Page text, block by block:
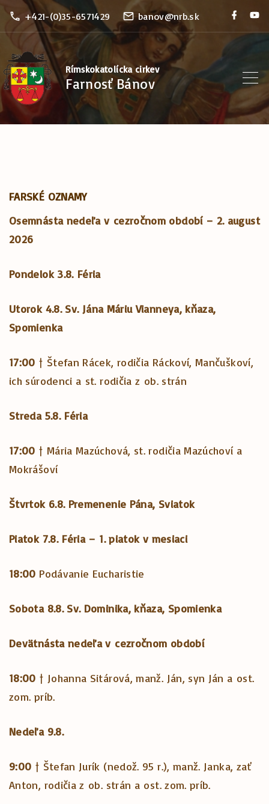
t
o
+421-(0)35-6571429 banov@nrb.sk
c
o
k
u
e
Rímskokatolícka cirkev
Farnosť Bánov
FARSKÉ OZNAMY
Osemnásta nedeľa v cezročnom období – 2.august
2026
Pondelok 3.8. Féria
Utorok 4.8. Sv. Jána Máriu Vianneya, kňaza,
Spomienka
17:00 † Štefan Rácek, rodičia Ráckoví, Mančuškoví,
ich súrodenci a st. rodičia z ob. strán
Streda 5.8. Féria
17:00 † Mária Mazúchová, st. rodičia Mazúchoví a
Mokrášoví
Štvrtok 6.8. Premenenie Pána, Sviatok
Piatok 7.8. Féria – 1. piatok v mesiaci
18:00 Podávanie Eucharistie
Sobota 8.8. Sv. Dominika, kňaza, Spomienka
Devätnásta nedeľa v cezročnom období
18:00 † Johanna Sitárová, manž. Ján, syn Ján a ost.
zom. príb.
Nedeľa 9.8.
9:00 † Štefan Jurík (nedož. 95 r.), manž. Janka, zať
Anton, rodičia z ob. strán a ost. zom. príb.